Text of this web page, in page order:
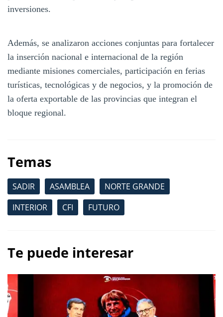
inversiones.
Además, se analizaron acciones conjuntas para fortalecer
la inserción nacional e internacional de la región
mediante misiones comerciales, participación en ferias
turísticas, tecnológicas y de negocios, y la promoción de
la oferta exportable de las provincias que integran el
bloque regional.
Temas
SADIR ASAMBLEA
NORTE GRANDE
INTERIOR
CFI FUTURO
Te puede interesar